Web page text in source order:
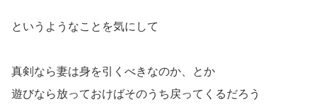
というようなことを気にして
真剣なら妻は身を引くべきなのか、とか
遊びなら放っておけばそのうち戻ってくるだろう